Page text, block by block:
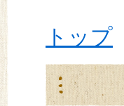
トップ